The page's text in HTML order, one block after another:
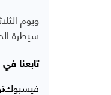
ويوم
سيطرة
تابعنا في
فيسبوك